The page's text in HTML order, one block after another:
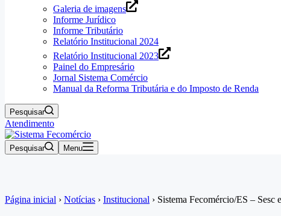
Galeria de imagens
Informe Jurídico
Informe Tributário
Relatório Institucional 2024
Relatório Institucional 2023
Painel do Empresário
Jornal Sistema Comércio
Manual da Reforma Tributária e do Imposto de Renda
Pesquisar
Atendimento
Pesquisar Menu
Página inicial › Notícias › Institucional › Sistema Fecomércio/ES – Sesc